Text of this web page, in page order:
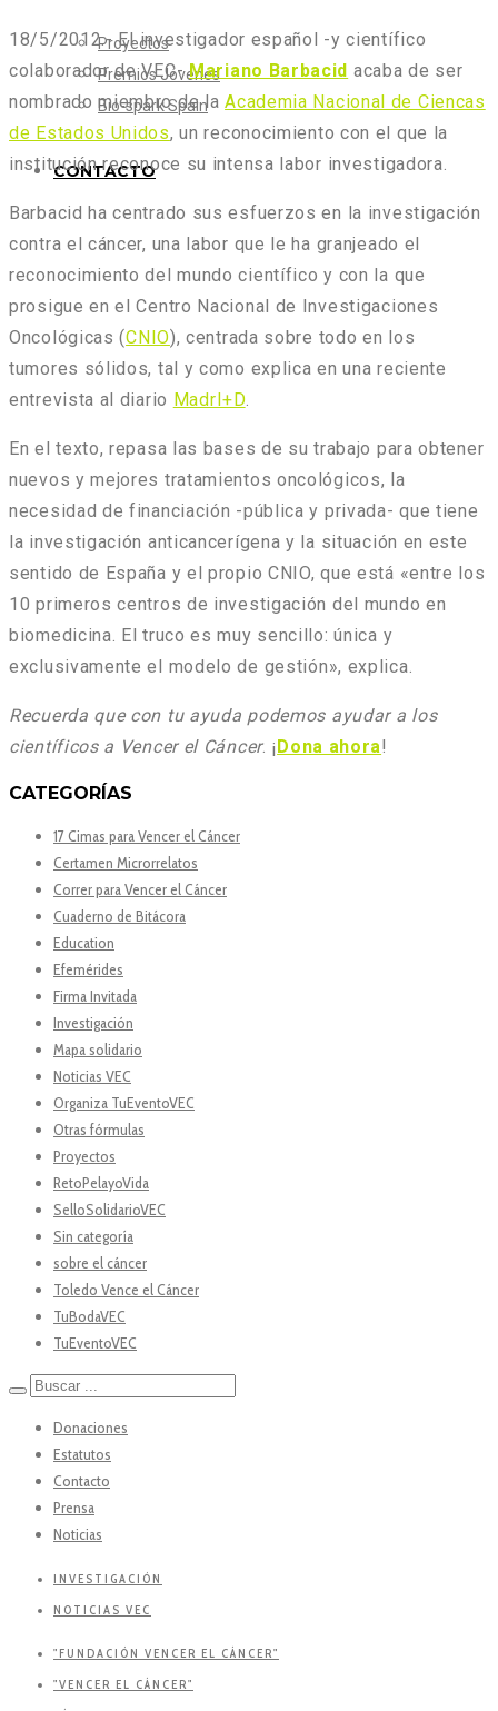
Proyectos
Premios Jóvenes
Bio-spark Spain
CONTACTO
18/5/2012.-El investigador español -y científico
colaborador de VEC-Mariano Barbacid acaba de ser
nombrado miembro de laAcademia Nacional de Ciencas
de Estados Unidos, un reconocimiento con el que la
institución reconoce su intensa labor investigadora.
Barbacid ha centrado sus esfuerzos en la investigación
contra el cáncer, una labor que le ha granjeado el
reconocimiento del mundo científico y con la que
prosigue en el Centro Nacional de Investigaciones
Oncológicas (CNIO), centrada sobre todo en los
tumores sólidos, tal y como explica en una reciente
entrevista al diario MadrI+D.
En el texto, repasa las bases de su trabajo para obtener
nuevos y mejores tratamientos oncológicos, la
necesidad de financiación -pública y privada- que tiene
la investigación anticancerígena y la situación en este
sentido de España y el propio CNIO, que está «entre los
10 primeros centros de investigación del mundo en
biomedicina. El truco es muy sencillo: única y
exclusivamente el modelo de gestión», explica.
Recuerda que con tu ayuda podemos ayudar a los
científicos a Vencer el Cáncer. ¡ Dona ahora!
CATEGORÍAS
17 Cimas para Vencer el Cáncer
Certamen Microrrelatos
Correr para Vencer el Cáncer
Cuaderno de Bitácora
Education
Efemérides
Firma Invitada
Investigación
Mapa solidario
Noticias VEC
Organiza TuEventoVEC
Otras fórmulas
Proyectos
RetoPelayoVida
SelloSolidarioVEC
Sin categoría
sobre el cáncer
Toledo Vence el Cáncer
TuBodaVEC
TuEventoVEC
Donaciones
Estatutos
Contacto
Prensa
Noticias
INVESTIGACIÓN
NOTICIAS VEC
"FUNDACIÓN VENCER EL CÁNCER"
"VENCER EL CÁNCER"